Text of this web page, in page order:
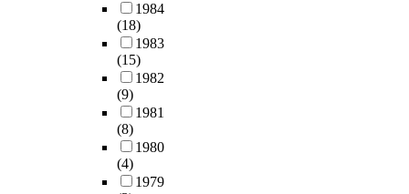
1984
(18)
1983
(15)
1982
(9)
1981
(8)
1980
(4)
1979